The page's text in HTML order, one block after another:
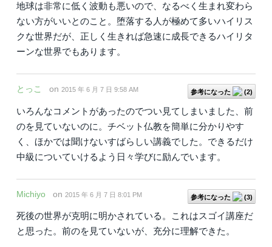
地球は非常に低く波動も悪いので、なるべく生まれ変わら
ない方がいいとのこと。堕落する人が極めて多いハイリス
クな世界だが、正しく生きれば急速に成長できるハイリタ
ーンな世界でもあります。
参考になった (2)
とっこ on 2015 年 6 月 7 日 9:58 AM
いろんなコメントがあったのでつい見てしまいました、前
のを見ていないのに。チベット仏教を簡単に分かりやす
く、ほかでは聞けないすばらしい講義でした。できるだけ
中級についていけるよう日々学びに励んでいます。
参考になった (3)
Michiyo on 2015 年 6 月 7 日 8:01 PM
死後の世界が克明に明かされている。これはスゴイ講座だ
と思った。前のを見ていないが、充分に理解できた。